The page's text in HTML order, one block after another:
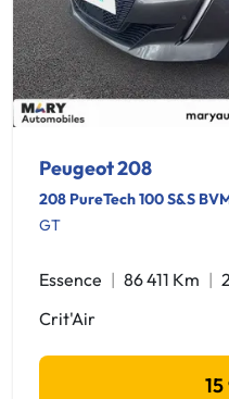
Peugeot 208
208 PureTech 100 S&S
GT
Essence 86 411 Km
Crit'Air